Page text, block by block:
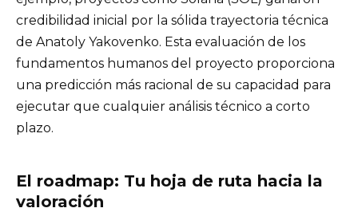
credibilidad inicial por la sólida trayectoria técnica
de Anatoly Yakovenko. Esta evaluación de los
fundamentos humanos del proyecto proporciona
una predicción más racional de su capacidad para
ejecutar que cualquier análisis técnico a corto
plazo.
El roadmap: Tu hoja de ruta hacia la
valoración